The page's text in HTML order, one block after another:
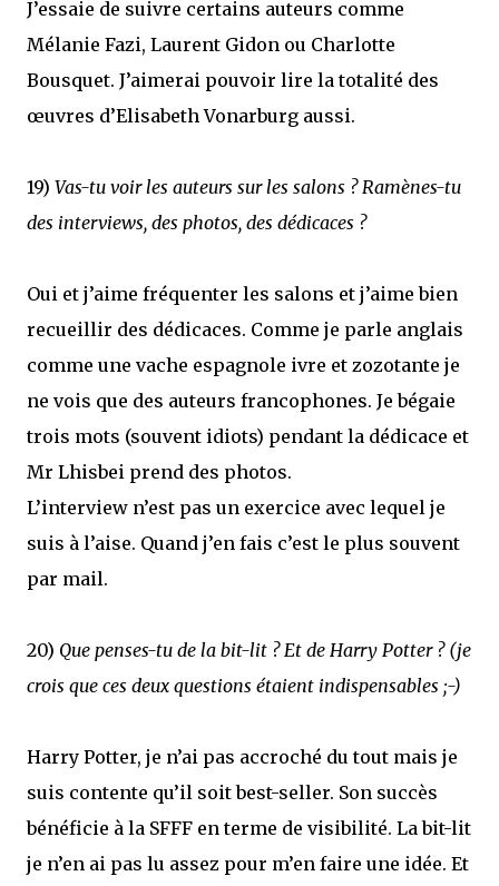
J’essaie de suivre certains auteurs comme
Mélanie Fazi, Laurent Gidon ou Charlotte
Bousquet. J’aimerai pouvoir lire la totalité des
œuvres d’Elisabeth Vonarburg aussi.
19) Vas-tu voir les auteurs sur les salons ? Ramènes-tu
des interviews, des photos, des dédicaces ?
Oui et j’aime fréquenter les salons et j’aime bien
recueillir des dédicaces. Comme je parle anglais
comme une vache espagnole ivre et zozotante je
ne vois que des auteurs francophones. Je bégaie
trois mots (souvent idiots) pendant la dédicace et
Mr Lhisbei prend des photos.
L’interview n’est pas un exercice avec lequel je
suis à l’aise. Quand j’en fais c’est le plus souvent
par mail.
20) Que penses-tu de la bit-lit ? Et de Harry Potter ? (je
crois que ces deux questions étaient indispensables ;-)
Harry Potter, je n’ai pas accroché du tout mais je
suis contente qu’il soit best-seller. Son succès
bénéficie à la SFFF en terme de visibilité. La bit-lit
je n’en ai pas lu assez pour m’en faire une idée. Et